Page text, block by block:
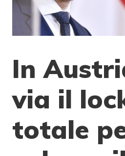
In
via il
totale